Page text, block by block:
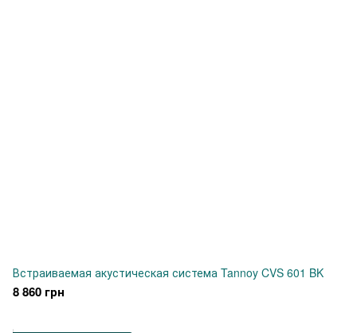
Встраиваемая акустическая система Tannoy CVS 601 BK
8 860 грн